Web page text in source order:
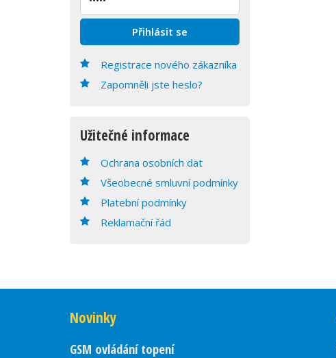
Registrace nového zákazníka
Zapomněli jste heslo?
Užitečné informace
Ochrana osobních dat
Všeobecné smluvní podmínky
Platební podmínky
Reklamační řád
Novinky
GSM ovládání topení